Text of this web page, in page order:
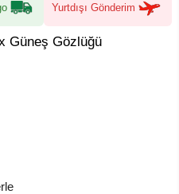
Yurtdışı Gönderim
Güneş Gözlüğü